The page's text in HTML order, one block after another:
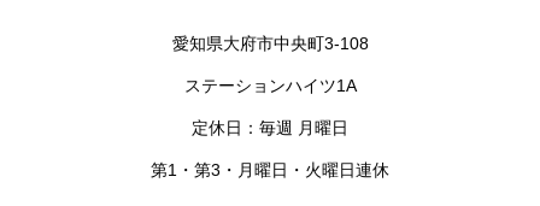
愛知県大府市中央町3-108
ステーションハイツ1A
定休日：毎週 月曜日
第1・第3・月曜日・火曜日連休